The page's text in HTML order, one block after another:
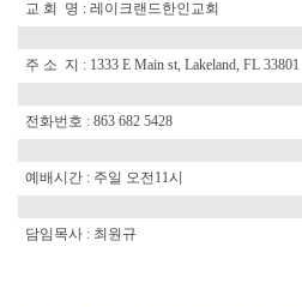
교 회 명 : 레이크랜드한인교회
주 소 지 : 1333 E Main st, Lakeland, FL 33801
전화번호 : 863 682 5428
예배시간 : 주일 오전11시
담임목사 : 최원규